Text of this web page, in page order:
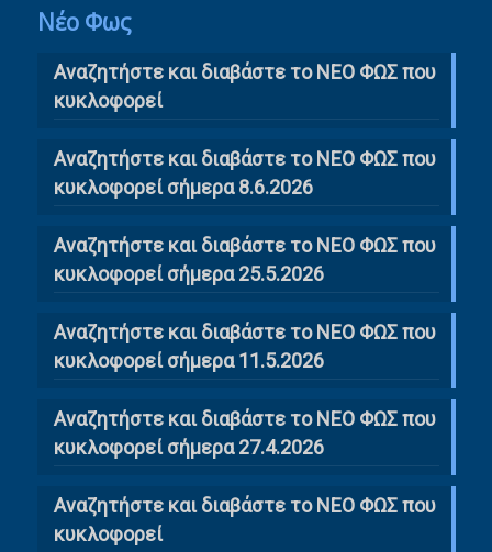
Νέο Φως
Αναζητήστε και διαβάστε το NΕΟ ΦΩΣ που
κυκλοφορεί
Αναζητήστε και διαβάστε το ΝΕΟ ΦΩΣ που
κυκλοφορεί σήμερα 8.6.2026
Αναζητήστε και διαβάστε το ΝΕΟ ΦΩΣ που
κυκλοφορεί σήμερα 25.5.2026
Αναζητήστε και διαβάστε το ΝΕΟ ΦΩΣ που
κυκλοφορεί σήμερα 11.5.2026
Αναζητήστε και διαβάστε το ΝΕΟ ΦΩΣ που
κυκλοφορεί σήμερα 27.4.2026
Αναζητήστε και διαβάστε το ΝΕΟ ΦΩΣ που
κυκλοφορεί